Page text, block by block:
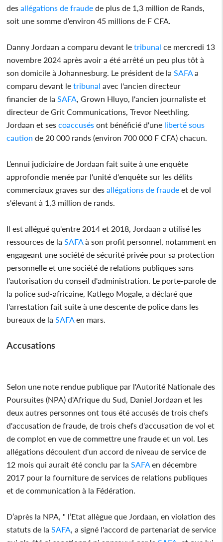
des allégations de fraude de plus de 1,3 million de Rands,
soit une somme d’environ 45 millions de F CFA.
Danny Jordaan a comparu devant le tribunal ce mercredi 13
novembre 2024 après avoir a été arrêté un peu plus tôt à
son domicile à Johannesburg. Le président de laSAFAa
comparu devant le tribunal avec l'ancien directeur
financier de laSAFA, Grown Hluyo, l'ancien journaliste et
directeur de Grit Communications, Trevor Neethling.
Jordaan et ses coaccusés ont bénéficié d'une liberté sous
caution de 20 000 rands (environ 700 000 F CFA) chacun.
L’ennui judiciaire de Jordaan fait suite à une enquête
approfondie menée par l'unité d'enquête sur les délits
commerciaux graves sur des allégations de fraude et de vol
s'élevant à 1,3 million de rands.
Il est allégué qu'entre 2014 et 2018, Jordaan a utilisé les
ressources de laSAFAà son profit personnel, notamment en
engageant une société de sécurité privée pour sa protection
personnelle et une société de relations publiques sans
l'autorisation du conseil d'administration. Le porte-parole de
la police sud-africaine, Katlego Mogale, a déclaré que
l'arrestation fait suite à une descente de police dans les
bureaux de laSAFAen mars.
Accusations
Selon une note rendue publique par l'Autorité Nationale des
Poursuites (NPA) d'Afrique du Sud, Daniel Jordaan et les
deux autres personnes ont tous été accusés de trois chefs
d'accusation de fraude, de trois chefs d'accusation de vol et
de complot en vue de commettre une fraude et un vol. Les
allégations découlent d'un accord de niveau de service de
12 mois qui aurait été conclu par laSAFAen décembre
2017 pour la fourniture de services de relations publiques
et de communication à la Fédération.
D’après la NPA, " l’Etat allègue que Jordaan, en violation des
statuts de laSAFA, a signé l'accord de partenariat de service